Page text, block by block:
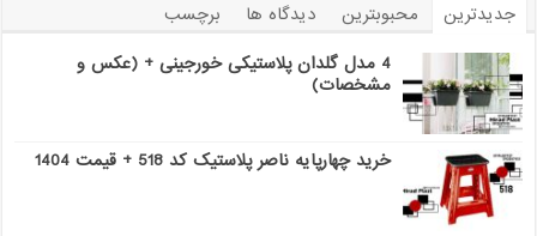
جدیدترین محبوبترین دیدگاه ها
برچسب
4 مدل گلدان پلاستیکی خورجینی + (عکس و
مشخصات)
خرید چهارپایه ناصر پلاستیک کد 518 + قیمت 1404